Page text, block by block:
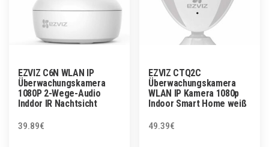
EZVIZ C6N WLAN IP
Überwachungskamera
1080P 2-Wege-Audio
Inddor IR Nachtsicht
39.89€
EZVIZ CTQ2C
Überwachungskamera
WLAN IP Kamera 1080p
Indoor Smart Home weiß
49.39€